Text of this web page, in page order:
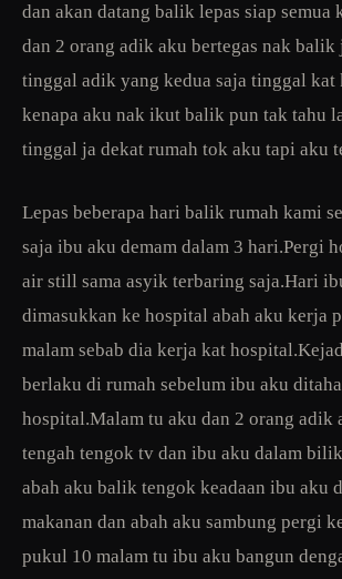
dan akan datang balik lepas siap semua
dan 2 orang adik aku bertegas nak balik
tinggal adik yang kedua saja tinggal kat
kenapa aku nak ikut balik pun tak tahu
tinggal ja dekat rumah tok aku tapi aku
Lepas beberapa hari balik rumah kami
saja ibu aku demam dalam 3 hari.Pergi
air still sama asyik terbaring saja.Hari
dimasukkan ke hospital abah aku kerja
malam sebab dia kerja kat
berlaku di rumah sebelum ibu aku
hospital.Malam tu aku dan 2 orang adik
tengah tengok tv dan ibu aku dalam
abah aku balik tengok keadaan ibu aku
makanan dan abah aku sambung pergi
pukul 10 malam tu ibu aku bangun